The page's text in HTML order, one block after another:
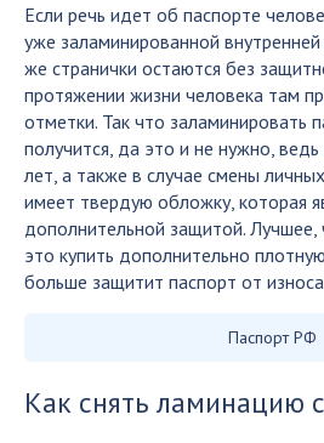
Если речь идет об паспорте
уже заламинированной
же странички остаются без
протяжении жизни человека там
отметки. Так что заламинировать
получится, да это и не нужно,
лет, а также в случае смены
имеет твердую обложку, которая
дополнительной защитой.
это купить дополнительно
больше защитит паспорт от
Паспорт РФ
Как снять ламинацию